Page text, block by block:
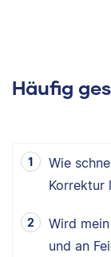
Häufig
Wie
Korrektur
Wird
und an